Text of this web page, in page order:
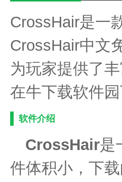
CrossHair是一
CrossHair中文
为玩家提供了
在牛下载软件园
软件介绍
CrossHair是
件体积小，下